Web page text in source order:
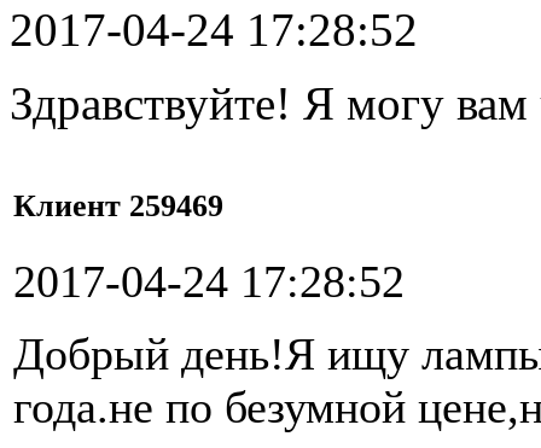
2017-04-24 17:28:52
Здравствуйте! Я могу
Клиент 259469
2017-04-24 17:28:52
Добрый день!Я ищу лампы
года.не по безумной